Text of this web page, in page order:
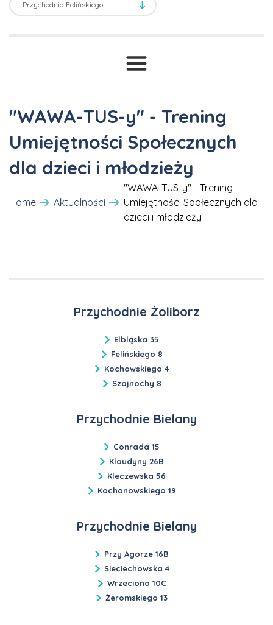
Transport sanitarny
"WAWA-TUS-y" - Trening
Umiejętności Społecznych
dla dzieci i młodzieży
Home Aktualności
"WAWA-TUS-y" - Trening
Umiejętności Społecznych dla
dzieci i młodzieży
Przychodnie Żoliborz
Elbląska 35
Felińskiego 8
Kochowskiego 4
Szajnochy 8
Przychodnie Bielany
Conrada 15
Klaudyny 26B
Kleczewska 56
Kochanowskiego 19
Przychodnie Bielany
Przy Agorze 16B
Sieciechowska 4
Wrzeciono 10C
Żeromskiego 13